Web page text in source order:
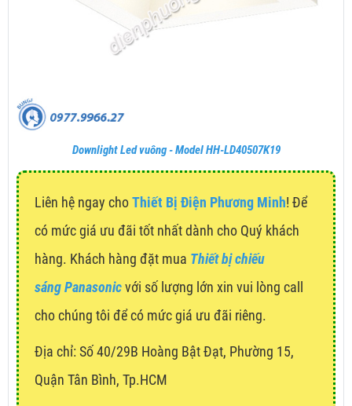
Downlight Led vuông - Model HH-LD40507K19
Liên hệ ngay choThiết Bị Điện Phương Minh! Để
có mức giá ưu đãi tốt nhất dành cho Quý khách
hàng. Khách hàng đặt mua Thiết bị chiếu
sáng Panasonicvới số lượng lớn xin vui lòng call
cho chúng tôi để có mức giá ưu đãi riêng.
Địa chỉ: Số 40/29B Hoàng Bật Đạt, Phường 15,
Quận Tân Bình, Tp.HCM